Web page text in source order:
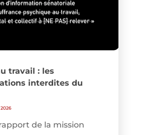
travail : les
interdites du
de la mission